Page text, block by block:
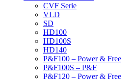
CVF Serie
VLD
SD
HD100
HD100S
HD140
P&F100 – Power & Free
P&F100S – P&F
P&F120 – Power & Free